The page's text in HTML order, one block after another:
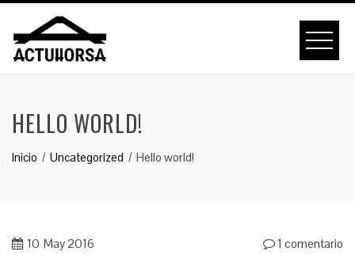
contenido
HELLO WORLD!
Inicio Uncategorized Hello world!
10 May 2016 1 comentario